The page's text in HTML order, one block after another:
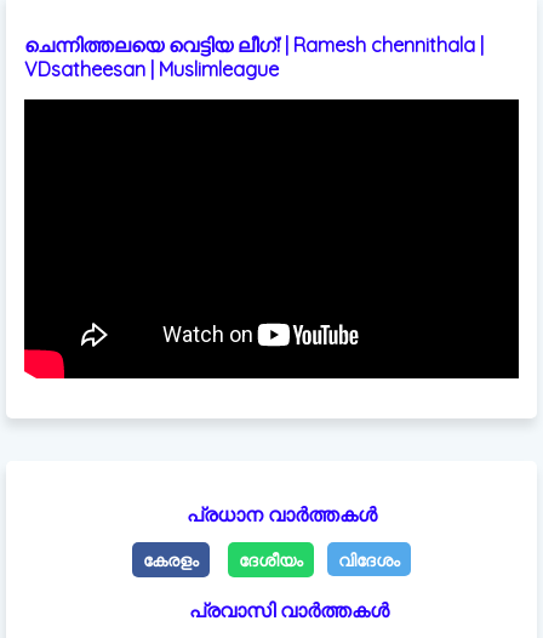
ചെന്നിത്തലയെ വെട്ടിയ ലീഗ്! | Ramesh chennithala |
VDsatheesan | Muslimleague
പ്രധാന വാർത്തകൾ
കേരളം ദേശീയം വിദേശം
പ്രവാസി വാർത്തകൾ